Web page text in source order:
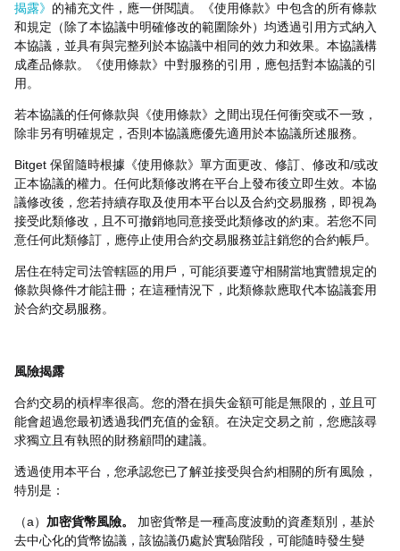
揭露》 的補充文件，應一併閱讀。《使用條款》中包含的所有條款
和規定（除了本協議中明確修改的範圍除外）均透過引用方式納入
本協議，並具有與完整列於本協議中相同的效力和效果。本協議構
成產品條款。《使用條款》中對服務的引用，應包括對本協議的引
用。
若本協議的任何條款與《使用條款》之間出現任何衝突或不一致，
除非另有明確規定，否則本協議應優先適用於本協議所述服務。
Bitget 保留隨時根據《使用條款》單方面更改、修訂、修改和/或改
正本協議的權力。任何此類修改將在平台上發布後立即生效。本協
議修改後，您若持續存取及使用本平台以及合約交易服務，即視為
接受此類修改，且不可撤銷地同意接受此類修改的約束。若您不同
意任何此類修訂，應停止使用合約交易服務並註銷您的合約帳戶。
居住在特定司法管轄區的用戶，可能須要遵守相關當地實體規定的
條款與條件才能註冊；在這種情況下，此類條款應取代本協議套用
於合約交易服務。
風險揭露
合約交易的槓桿率很高。您的潛在損失金額可能是無限的，並且可
能會超過您最初透過我們充值的金額。在決定交易之前，您應該尋
求獨立且有執照的財務顧問的建議。
透過使用本平台，您承認您已了解並接受與合約相關的所有風險，
特別是：
（a） 加密貨幣風險。
加密貨幣是一種高度波動的資產類別，基於
去中心化的貨幣協議，該協議仍處於實驗階段，可能隨時發生變